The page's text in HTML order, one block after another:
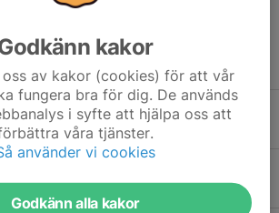
Julgransförsäljning
0
kakor
oss av kakor (cookies) för att vår
fungera bra för dig. De används
i syfte att hjälpa oss att
våra tjänster.
använder vi cookies
Godkänn alla kakor